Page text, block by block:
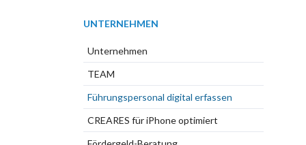
Navigation
UNTERNEHMEN
Unternehmen
TEAM
Führungspersonal digital erfassen
CREARES für iPhone optimiert